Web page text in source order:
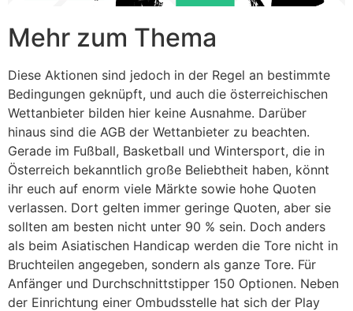
Mehr zum Thema
Diese Aktionen sind jedoch in der Regel an bestimmte
Bedingungen geknüpft, und auch die österreichischen
Wettanbieter bilden hier keine Ausnahme. Darüber
hinaus sind die AGB der Wettanbieter zu beachten.
Gerade im Fußball, Basketball und Wintersport, die in
Österreich bekanntlich große Beliebtheit haben, könnt
ihr euch auf enorm viele Märkte sowie hohe Quoten
verlassen. Dort gelten immer geringe Quoten, aber sie
sollten am besten nicht unter 90 % sein. Doch anders
als beim Asiatischen Handicap werden die Tore nicht in
Bruchteilen angegeben, sondern als ganze Tore. Für
Anfänger und Durchschnittstipper 150 Optionen. Neben
der Einrichtung einer Ombudsstelle hat sich der Play